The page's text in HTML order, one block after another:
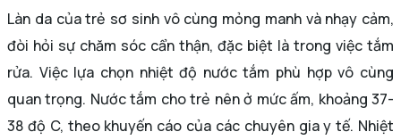
Làn da của trẻ sơ sinh vô cùng mỏng manh và nhạy cảm,
đòi hỏi sự chăm sóc cẩn thận, đặc biệt là trong việc tắm
rửa. Việc lựa chọn nhiệt độ nước tắm phù hợp vô cùng
quan trọng. Nước tắm cho trẻ nên ở mức ấm, khoảng 37-
38 độ C, theo khuyến cáo của các chuyên gia y tế. Nhiệt